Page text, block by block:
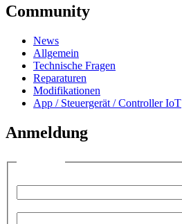
Community
News
Allgemein
Technische Fragen
Reparaturen
Modifikationen
App / Steuergerät / Controller IoT
Anmeldung